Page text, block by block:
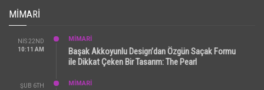
MIMARI
NIS 22ND
10:11 AM
MİMARİ
Başak Akkoyunlu Design’dan Özgün Saçak Formu
ile Dikkat Çeken Bir Tasarım: The Pearl
ŞUB 6TH
MİMARİ